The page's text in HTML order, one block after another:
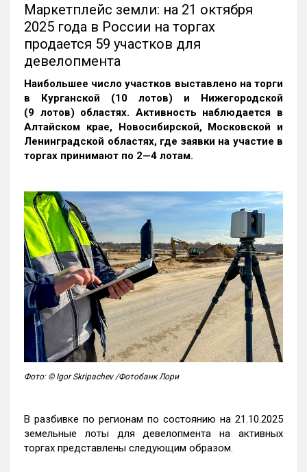
Маркетплейс земли: на 21 октября
2025 года в России на торгах
продается 59 участков для
девелопмента
Наибольшее число участков выставлено на торги
в Курганской (10 лотов) и Нижегородской
(9 лотов) областях. Активность наблюдается в
Алтайском крае, Новосибирской, Московской и
Ленинградской областях, где заявки на участие в
торгах принимают по 2—4 лотам.
Фото: © Igor Skripachev /Фотобанк Лори
В разбивке по регионам по состоянию на 21.10.2025
земельные лоты для девелопмента на активных
торгах представлены следующим образом.